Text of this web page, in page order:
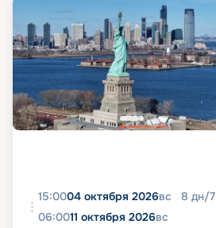
15:0004 октября 2026вс 8 дн/7
06:0011 октября 2026вс